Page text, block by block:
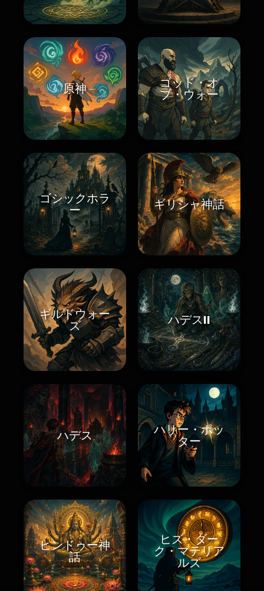
原神
ゴッド・オ
ブ・ウォー
ゴシックホラ
ー
ギリシャ神話
ギルドウォー
ズ
ハデスII
ハデス
ハリー・ポッ
ター
ヒンドゥー神
話
ヒズ・ダー
ク・マテリア
ルズ